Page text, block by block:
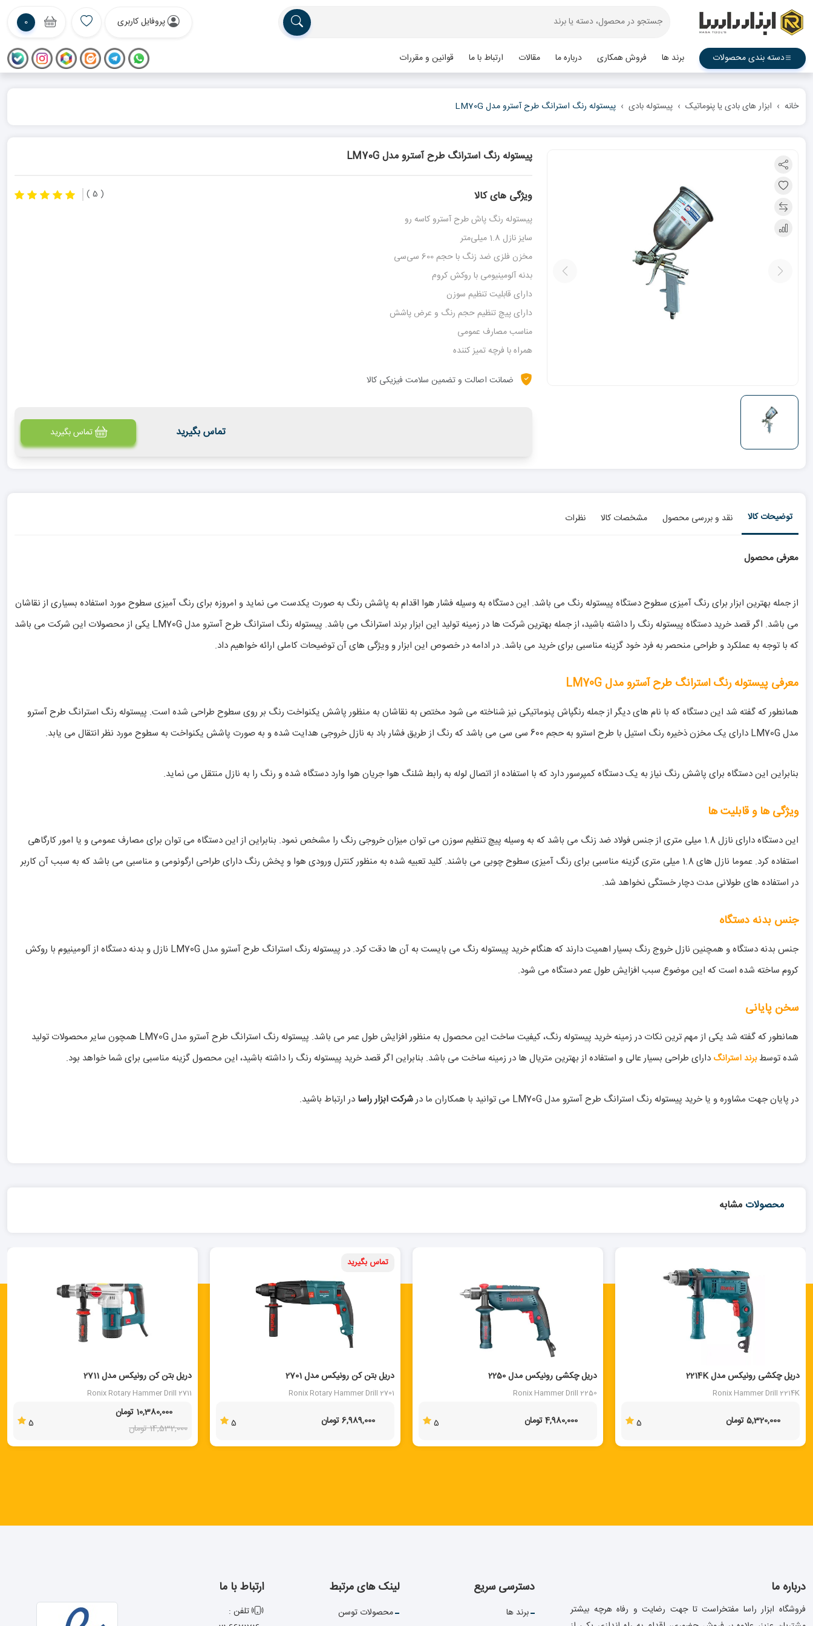
پروفایل کاربری 0
دسته بندی محصولات برند ها فروش همکاری درباره ما مقالات ارتباط با ما قوانین و مقررات
خانه ابزار های بادی یا پنوماتیک پیستوله بادی پیستوله رنگ استرانگ طرح آسترو مدل LM70G
پیستوله رنگ استرانگ طرح آسترو مدل LM70G
ویژگی های کالا
پیستوله رنگ پاش طرح آسترو کاسه رو
سایز نازل 1.8 میلی‌متر
مخزن فلزی ضد زنگ با حجم 600 سی‌سی
بدنه آلومینیومی با روکش کروم
دارای قابلیت تنظیم سوزن
دارای پیچ تنظیم حجم رنگ و عرض پاشش
مناسب مصارف عمومی
همراه با فرچه تمیز کننده
( 5 )
ضمانت اصالت و تضمین سلامت فیزیکی کالا
تماس بگیرید تماس بگیرید
توضیحات کالا نقد و بررسی محصول مشخصات کالا نظرات
معرفی محصول
از جمله بهترین ابزار برای رنگ آمیزی سطوح دستگاه پیستوله رنگ می باشد. این دستگاه به وسیله فشار هوا اقدام به پاشش رنگ به صورت یکدست می نماید و امروزه برای رنگ آمیزی سطوح مورد استفاده بسیاری از نقاشان
می باشد. اگر قصد خرید دستگاه پیستوله رنگ را داشته باشید، از جمله بهترین شرکت ها در زمینه تولید این ابزار برند استرانگ می باشد. پیستوله رنگ استرانگ طرح آسترو مدل LM70G یکی از محصولات این شرکت می باشد
که با توجه به عملکرد و طراحی منحصر به فرد خود گزینه مناسبی برای خرید می باشد. در ادامه در خصوص این ابزار و ویژگی های آن توضیحات کاملی ارائه خواهیم داد.
معرفی پیستوله رنگ استرانگ طرح آسترو مدل LM70G
همانطور که گفته شد این دستگاه که با نام های دیگر از جمله رنگپاش پنوماتیکی نیز شناخته می شود مختص به نقاشان به منظور پاشش یکنواخت رنگ بر روی سطوح طراحی شده است. پیستوله رنگ استرانگ طرح آسترو
مدل LM70G دارای یک مخزن ذخیره رنگ استیل با طرح استرو به حجم 600 سی سی می باشد که رنگ از طریق فشار باد به نازل خروجی هدایت شده و به صورت پاشش یکنواخت به سطوح مورد نظر انتقال می یابد.
بنابراین این دستگاه برای پاشش رنگ نیاز به یک دستگاه کمپرسور دارد که با استفاده از اتصال لوله به رابط شلنگ هوا جریان هوا وارد دستگاه شده و رنگ را به نازل منتقل می نماید.
ویژگی ها و قابلیت ها
این دستگاه دارای نازل 1.8 میلی متری از جنس فولاد ضد زنگ می باشد که به وسیله پیچ تنظیم سوزن می توان میزان خروجی رنگ را مشخص نمود. بنابراین از این دستگاه می توان برای مصارف عمومی و یا امور کارگاهی
استفاده کرد. عموما نازل های 1.8 میلی متری گزینه مناسبی برای رنگ آمیزی سطوح چوبی می باشند. کلید تعبیه شده به منظور کنترل ورودی هوا و پخش رنگ دارای طراحی ارگونومی و مناسبی می باشد که به سبب آن کاربر
در استفاده های طولانی مدت دچار خستگی نخواهد شد.
جنس بدنه دستگاه
جنس بدنه دستگاه و همچنین نازل خروج رنگ بسیار اهمیت دارند که هنگام خرید پیستوله رنگ می بایست به آن ها دقت کرد. در پیستوله رنگ استرانگ طرح آسترو مدل LM70G نازل و بدنه دستگاه از آلومینیوم با روکش
کروم ساخته شده است که این موضوع سبب افزایش طول عمر دستگاه می شود.
سخن پایانی
همانطور که گفته شد یکی از مهم ترین نکات در زمینه خرید پیستوله رنگ، کیفیت ساخت این محصول به منظور افزایش طول عمر می باشد. پیستوله رنگ استرانگ طرح آسترو مدل LM70G همچون سایر محصولات تولید
شده توسطبرند استرانگ دارای طراحی بسیار عالی و استفاده از بهترین متریال ها در زمینه ساخت می باشد. بنابراین اگر قصد خرید پیستوله رنگ را داشته باشید، این محصول گزینه مناسبی برای شما خواهد بود.
در پایان جهت مشاوره و یا خرید پیستوله رنگ استرانگ طرح آسترو مدل LM70G می توانید با همکاران ما در شرکت ابزار راسا در ارتباط باشید.
محصولات مشابه
دریل چکشی رونیکس مدل 2214K
Ronix Hammer Drill 2214K
5,320,000 تومان 5
دریل چکشی رونیکس مدل 2250
Ronix Hammer Drill 2250
4,980,000 تومان 5
تماس بگیرید
دریل بتن کن رونیکس مدل 2701
Ronix Rotary Hammer Drill 2701
6,989,000 تومان 5
40 %
دریل بتن کن رونیکس مدل 2711
Ronix Rotary Hammer Drill 2711
10,380,000 تومان
14,532,000 تومان
5
درباره ما
فروشگاه ابزار راسا مفتخراست تا جهت رضایت و رفاه هرچه بیشتر
دسترسی سریع
برند ها
لینک های مرتبط
محصولات توسن
ارتباط با ما
تلفن :